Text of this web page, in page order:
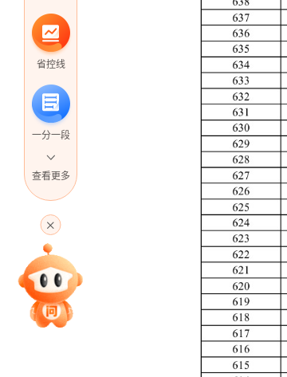
省控线
一分一段
专家指导课
查看更多